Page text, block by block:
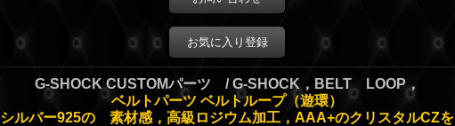
お気に入り登録
G-SHOCK CUSTOMパーツ / G-SHOCK，BELT LOOP，
ベルトパーツ ベルトループ（遊環）
シルバー925の 素材感，高級ロジウム加工，AAA+のクリスタルCZを